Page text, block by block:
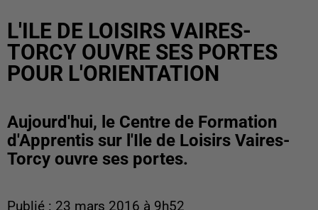
L'ILE DE LOISIRS VAIRES-
TORCY OUVRE SES PORTES
POUR L'ORIENTATION
Aujourd'hui, le Centre de Formation
d'Apprentis sur l'Ile de Loisirs Vaires-
Torcy ouvre ses portes.
Publié : 23 mars 2016 à 9h52